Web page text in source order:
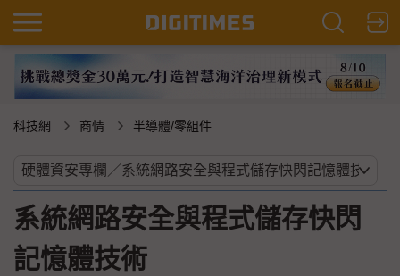
科技網 商情 半導體/零組件
系統網路安全與程式儲存快閃
記憶體技術